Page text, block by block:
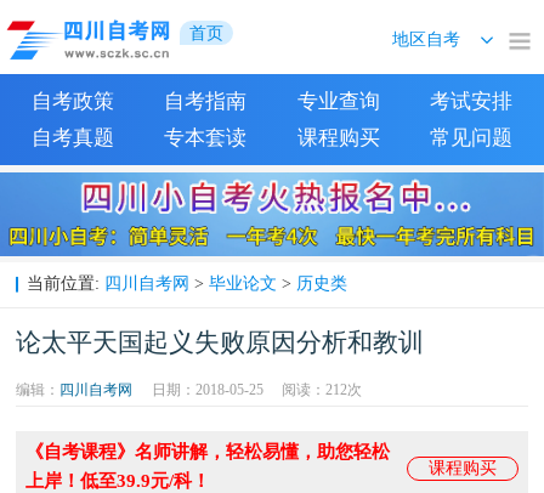
首页
自考政策 自考指南 专业查询
考试安排
自考真题
专本套读 课程购买 常见问题
当前位置: 四川自考网 > 毕业论文 > 历史类
论太平天国起义失败原因分析和教训
编辑： 四川自考网 日期：2018-05-25 阅读：212次
课程购买
《自考课程》名师讲解，轻松易懂，助您轻松
上岸！低至39.9元/科！